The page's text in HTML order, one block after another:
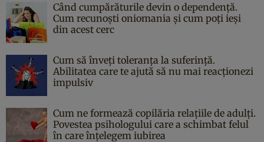
Când cumpărăturile devin o dependență.
Cum recunoști oniomania și cum poți ieși
din acest cerc
Cum să înveți toleranța la suferință.
Abilitatea care te ajută să nu mai reacționezi
impulsiv
Cum ne formează copilăria relațiile de adulți.
Povestea psihologului care a schimbat felul
în care înțelegem iubirea